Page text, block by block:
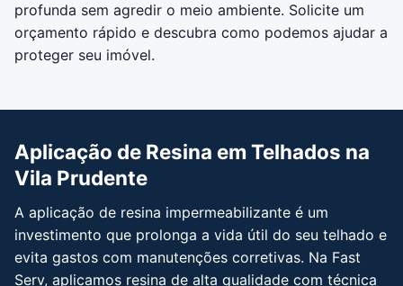
profunda sem agredir o meio ambiente. Solicite um
orçamento rápido e descubra como podemos ajudar a
proteger seu imóvel.
Aplicação de Resina em Telhados na
Vila Prudente
A aplicação de resina impermeabilizante é um
investimento que prolonga a vida útil do seu telhado e
evita gastos com manutenções corretivas. Na Fast
Serv, aplicamos resina de alta qualidade com técnica